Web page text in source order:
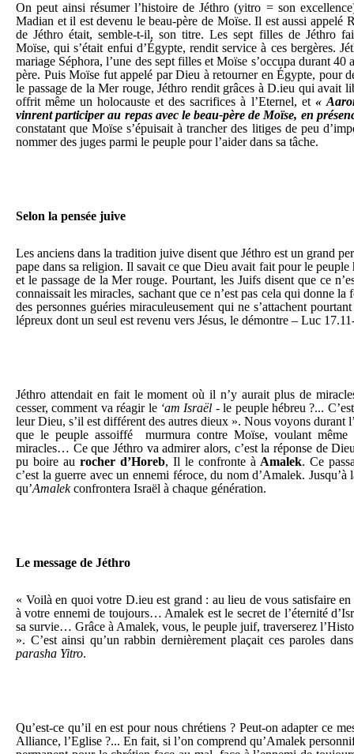
On peut ainsi résumer l’histoire de Jéthro (yitro = son
Madian et il est devenu le beau-père de Moïse. Il est aussi appelé
de Jéthro était, semble-t-il, son titre. Les sept filles de Jéthro
Moïse, qui s’était enfui d’Égypte, rendit service à ces bergères.
mariage Séphora, l’une des sept filles et Moïse s’occupa durant 40
père. Puis Moïse fut appelé par Dieu à retourner en Égypte, pour
le passage de la Mer rouge, Jéthro rendit grâces à D.ieu qui avait
offrit même un holocauste et des sacrifices à l’Eternel, et «
vinrent participer au repas avec le beau-père de Moïse, en
constatant que Moïse s’épuisait à trancher des litiges de peu
nommer des juges parmi le peuple pour l’aider dans sa tâche.
Selon la pensée juive
Les anciens dans la tradition juive disent que Jéthro est un grand
pape dans sa religion. Il savait ce que Dieu avait fait pour le peuple
et le passage de la Mer rouge. Pourtant, les Juifs disent que ce
connaissait les miracles, sachant que ce n’est pas cela qui donne
des personnes guéries miraculeusement qui ne s’attachent
lépreux dont un seul est revenu vers Jésus, le démontre – Luc
Jéthro attendait en fait le moment où il n’y aurait plus de
cesser, comment va réagir le ‘am Israël - le peuple hébreu ?...
leur Dieu, s’il est différent des autres dieux ». Nous voyons durant
que le peuple assoiffé murmura contre Moïse, voulant
miracles… Ce que Jéthro va admirer alors, c’est la réponse de
pu boire au rocher d’Horeb, Il le confronte à Amalek. Ce
c’est la guerre avec un ennemi féroce, du nom d’Amalek.
qu’Amalekconfrontera Israël à chaque génération.
Le message de Jéthro
« Voilà en quoi votre D.ieu est grand : au lieu de vous satisfaire
à votre ennemi de toujours… Amalek est le secret de l’éternité
sa survie… Grâce à Amalek, vous, le peuple juif, traverserez
». C’est ainsi qu’un rabbin dernièrement plaçait ces paroles
parasha Yitro.
Qu’est-ce qu’il en est pour nous chrétiens ? Peut-on adapter ce
Alliance, l’Eglise ?... En fait, si l’on comprend qu’Amalek